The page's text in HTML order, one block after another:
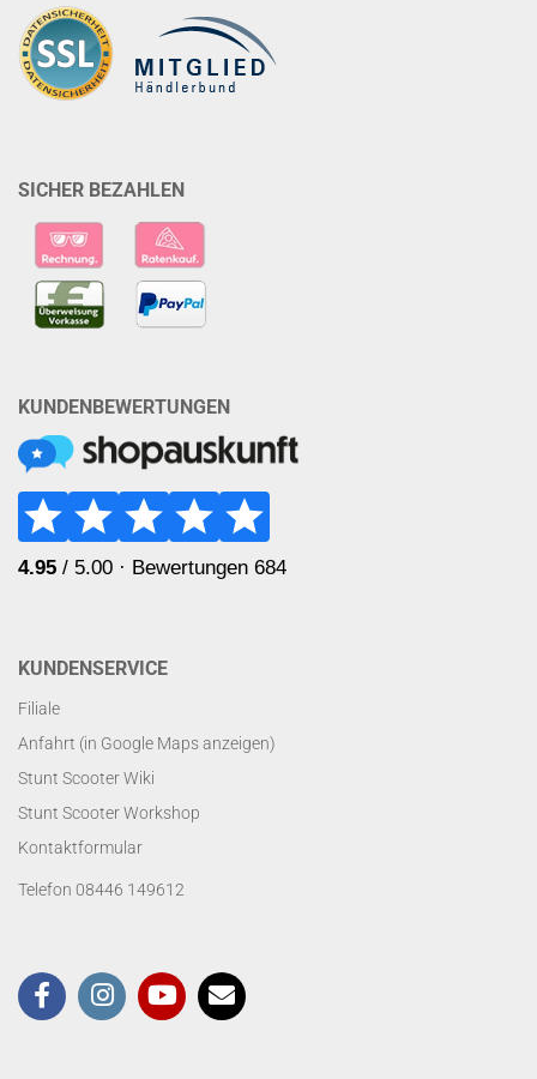
SICHER BEZAHLEN
KUNDENBEWERTUNGEN
KUNDENSERVICE
Filiale
Anfahrt (in Google Maps anzeigen)
Stunt Scooter Wiki
Stunt Scooter Workshop
Kontaktformular
Telefon 08446 149612